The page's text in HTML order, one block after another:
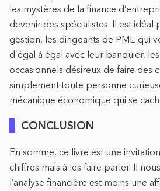
les mystères de la finance
devenir des spécialistes. Il est idéal
gestion, les dirigeants de PME qui
d’égal à égal avec leur banquier,
occasionnels désireux de faire des
simplement toute personne
mécanique économique qui se
CONCLUSION
En somme, ce livre est une
chiffres mais à les faire parler. Il
l’analyse financière est moins une